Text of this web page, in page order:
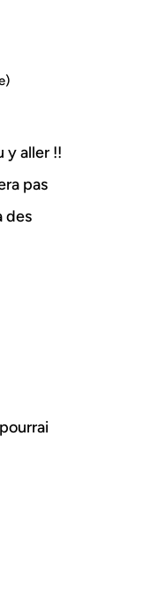
y aller !!
pas
des